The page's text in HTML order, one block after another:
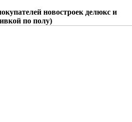
новостроек делюкс и
по полу)